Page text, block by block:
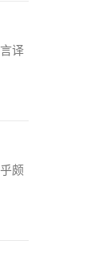
译
颇